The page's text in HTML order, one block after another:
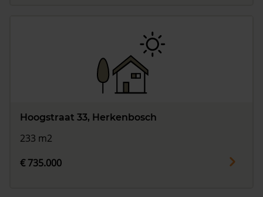
Hoogstraat 33, Herkenbosch
233 m2
€ 735.000